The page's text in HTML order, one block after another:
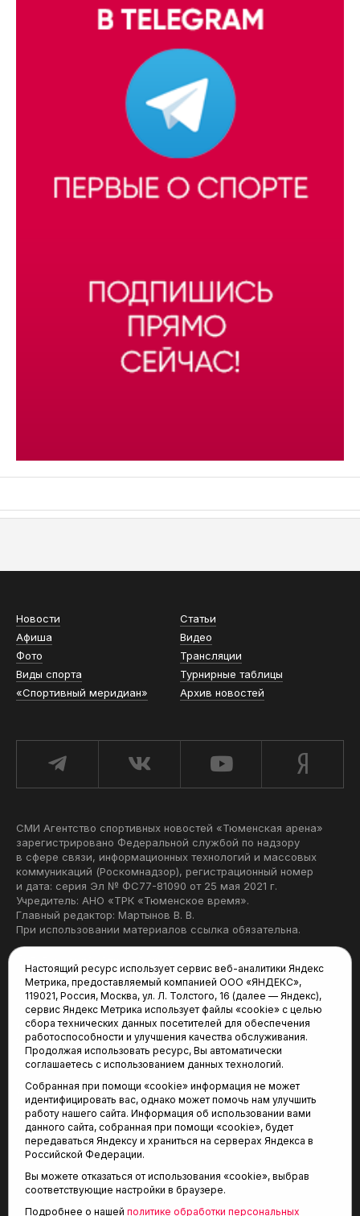
Новости
Статьи
Афиша
Видео
Фото
Трансляции
Виды спорта
Турнирные таблицы
«Спортивный меридиан»
Архив новостей
СМИ Агентство спортивных новостей «Тюменская арена»
зарегистрировано Федеральной службой по надзору
в сфере связи, информационных технологий и массовых
коммуникаций (Роскомнадзор), регистрационный номер
и дата: серия Эл № ФС77-81090 от 25 мая 2021 г.
Учредитель: АНО «ТРК «Тюменское время».
Главный редактор: Мартынов В. В.
При использовании материалов ссылка обязательна.
Редакция:
625035, Тюмень, пр. Геологоразведчиков, 28А
(3452) 68-22-28
tum-arena@mail.ru
Отдел продаж:
(3452) 68-89-78
kotovaev@sibinformburo.ru
Настоящий ресурс использует сервис веб-аналитики Яндекс
Метрика, предоставляемый компанией ООО «ЯНДЕКС»,
119021, Россия, Москва, ул. Л. Толстого, 16 (далее — Яндекс),
сервис Яндекс Метрика использует файлы «cookie» с целью
сбора технических данных посетителей для обеспечения
работоспособности и улучшения качества обслуживания.
Продолжая использовать ресурс, Вы автоматически
соглашаетесь с использованием данных технологий.
Собранная при помощи «cookie» информация не может
идентифицировать вас, однако может помочь нам улучшить
работу нашего сайта. Информация об использовании вами
данного сайта, собранная при помощи «cookie», будет
передаваться Яндексу и храниться на серверах Яндекса в
Российской Федерации.
Вы можете отказаться от использования «cookie», выбрав
соответствующие настройки в браузере.
Подробнее о нашей политике обработки персональных